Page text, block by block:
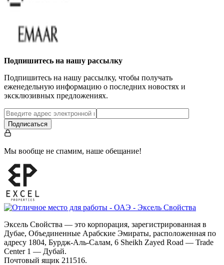
Подпишитесь на нашу рассылку
Подпишитесь на нашу рассылку, чтобы получать
еженедельную информацию о последних новостях и
эксклюзивных предложениях.
Подписаться
Мы вообще не спамим, наше обещание!
Эксель Свойства — это корпорация, зарегистрированная в
Дубае, Объединенные Арабские Эмираты, расположенная по
адресу 1804, Бурдж-Аль-Салам, 6 Sheikh Zayed Road — Trade
Center 1 — Дубай.
Почтовый ящик 211516.